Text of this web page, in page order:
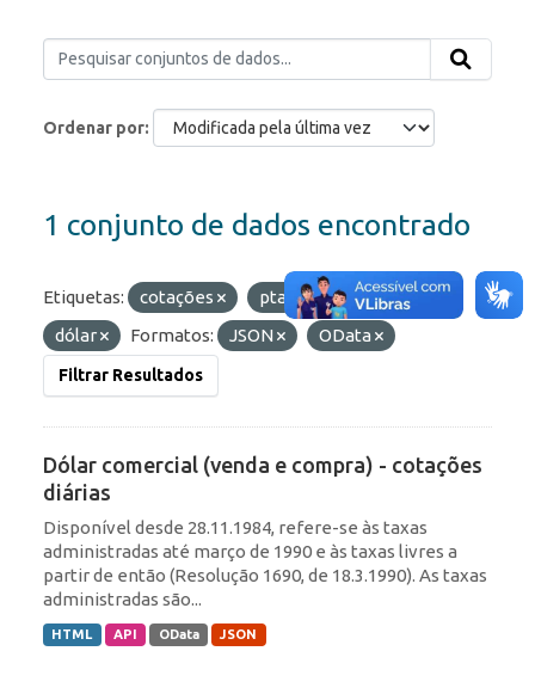
Ordenar por
1 conjunto de dados encontrado
Etiquetas: cotações ptax
diárias
dólar
Formatos: JSON OData
Filtrar Resultados
Dólar comercial (venda e compra) - cotações
diárias
Disponível desde 28.11.1984, refere-se às taxas
administradas até março de 1990 e às taxas livres a
partir de então (Resolução 1690, de 18.3.1990). As taxas
administradas são...
HTML API OData JSON